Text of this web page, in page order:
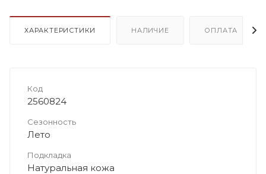
ХАРАКТЕРИСТИКИ НАЛИЧИЕ ОПЛАТА
Код
2560824
Сезонность
Лето
Подкладка
Натуральная кожа